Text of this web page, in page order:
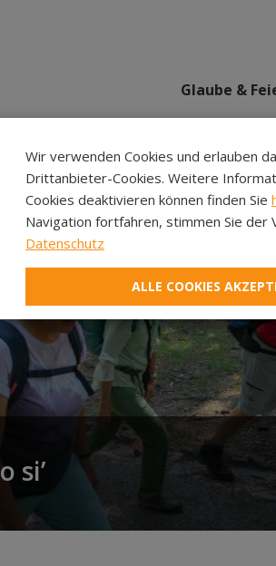
Glaube &
si’
Wir verwenden Cookies und erlauben
Drittanbieter-Cookies. Weitere
Cookies deaktivieren können finden Sie
Navigation fortfahren, stimmen Sie der
Datenschutz
ALLE COOKIES